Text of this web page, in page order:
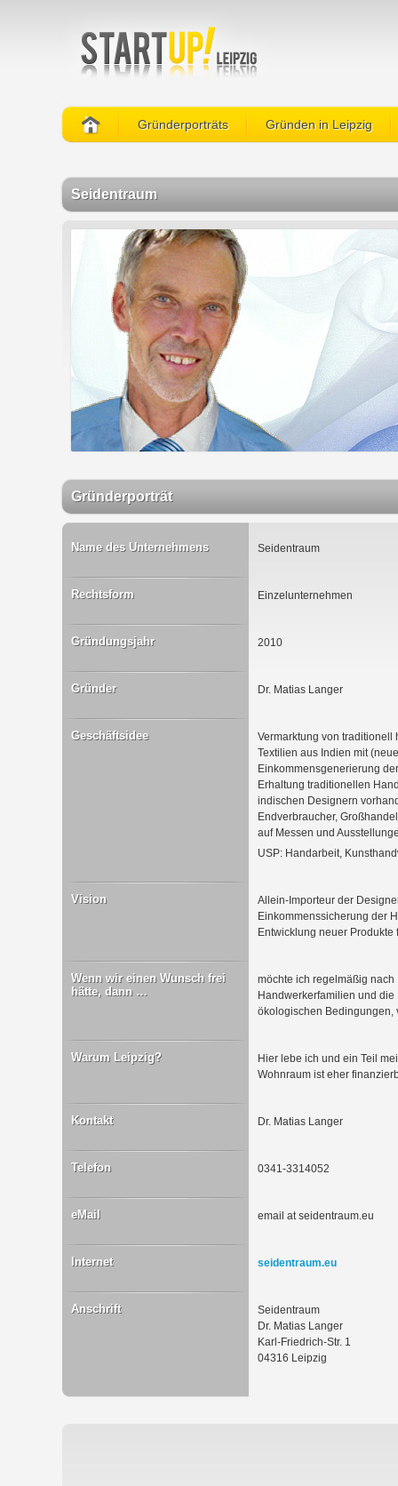
Gründerporträts Gründen in Leipzig
Seidentraum
Gründerporträt
Name des Unternehmens Seidentraum
Rechtsform Einzelunternehmen
Gründungsjahr 2010
Gründer Dr. Matias Langer
Geschäftsidee
Vermarktung von traditionell
Textilien aus Indien mit
Einkommensgenerierung
Erhaltung traditionellen
indischen Designern
Endverbraucher,
auf Messen und
USP: Handarbeit,
Vision
Allein-Importeur der
Einkommenssicherung der
Entwicklung neuer
Wenn wir einen Wunsch frei
hätte, dann …
möchte ich regelmäßig
Handwerkerfamilien und
ökologischen Bedingungen,
Warum Leipzig?
Hier lebe ich und ein Teil
Wohnraum ist eher
Kontakt Dr. Matias Langer
Telefon 0341-3314052
eMail email at seidentraum.eu
Internet seidentraum.eu
Anschrift
Seidentraum
Dr. Matias Langer
Karl-Friedrich-Str. 1
04316 Leipzig